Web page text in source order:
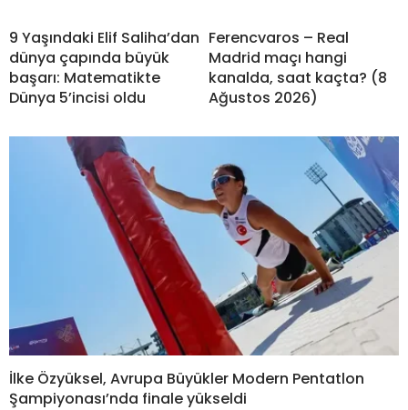
9 Yaşındaki Elif Saliha’dan
dünya çapında büyük
başarı: Matematikte
Dünya 5’incisi oldu
Ferencvaros – Real
Madrid maçı hangi
kanalda, saat kaçta? (8
Ağustos 2026)
İlke Özyüksel, Avrupa Büyükler Modern Pentatlon
Şampiyonası’nda finale yükseldi